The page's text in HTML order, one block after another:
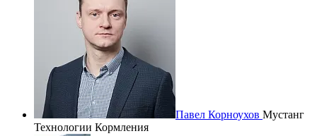
Павел Корноухов Мустанг
Технологии Кормления